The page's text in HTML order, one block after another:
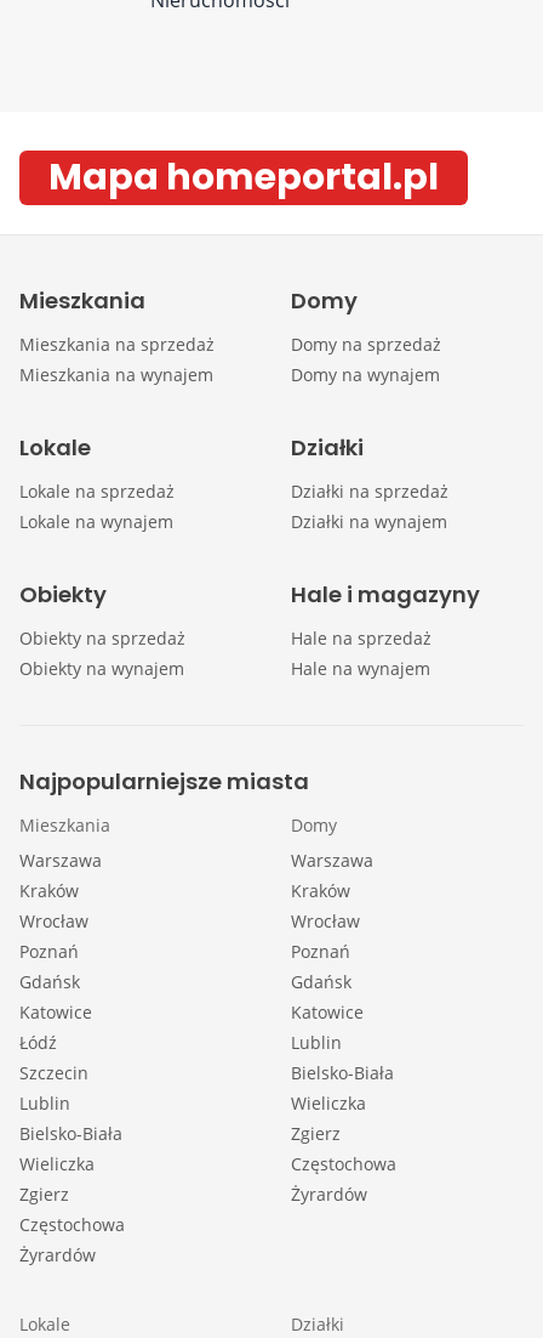
Mapa homeportal.pl
Mieszkania
Mieszkania na sprzedaż
Mieszkania na wynajem
Domy
Domy na sprzedaż
Domy na wynajem
Lokale
Lokale na sprzedaż
Lokale na wynajem
Działki
Działki na sprzedaż
Działki na wynajem
Obiekty
Obiekty na sprzedaż
Obiekty na wynajem
Hale i magazyny
Hale na sprzedaż
Hale na wynajem
Najpopularniejsze miasta
Mieszkania
Warszawa
Kraków
Wrocław
Poznań
Gdańsk
Katowice
Łódź
Szczecin
Lublin
Bielsko-Biała
Wieliczka
Zgierz
Częstochowa
Żyrardów
Domy
Warszawa
Kraków
Wrocław
Poznań
Gdańsk
Katowice
Lublin
Bielsko-Biała
Wieliczka
Zgierz
Częstochowa
Żyrardów
Lokale
Działki